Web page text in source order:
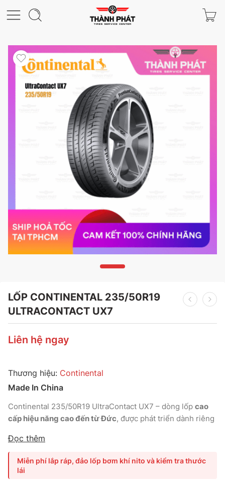
LỐP CONTINENTAL 235/50R19
ULTRACONTACT UX7
Liên hệ ngay
Made In China
Thương hiệu: Continental
Continental 235/50R19 UltraContact UX7 – dòng lốp cao
cấp hiệu năng cao đến từ Đức, được phát triển dành riêng
cân bằng hoàn hảo giữa độ bám, độ êm và hiệu suất
phanh vượt trội.
cùnghợp chất Diamond Silica Compound, UX7 giúp
phanh ngắn hơn, kiểm soát lái ổn định và giảm tiếng ồn tối
Đọc thêm
Miễn phí lắp ráp, đảo lốp bơm khí nito và kiểm tra thước
lái